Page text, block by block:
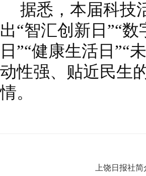
据悉，本届科技
出“智汇创新日”“
日”“健康生活日”“
动性强、贴近民生
情。
上饶日报社简